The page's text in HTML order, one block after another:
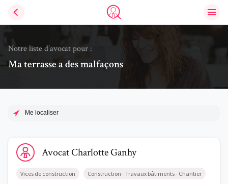
Trouve un avocat
Notre liste d’avocat pour :
Ma terrasse a des malfaçons
Me localiser
Voir le profil de AvocatCharlotte Ganhy
AvocatCharlotteGanhy
Vices de construction Construction - Travaux bâtiments - Chantier